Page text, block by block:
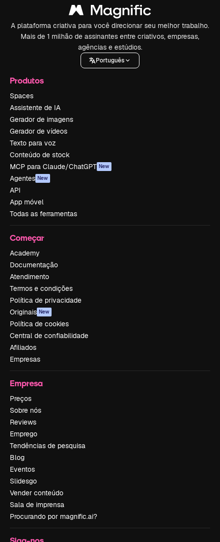
A plataforma criativa para você direcionar seu melhor trabalho.
Mais de 1 milhão de assinantes entre criativos, empresas,
agências e estúdios.
Português
Produtos
Spaces
Assistente de IA
Gerador de imagens
Gerador de vídeos
Texto para voz
Conteúdo de stock
MCP para Claude/ChatGPT New
Agentes New
API
App móvel
Todas as ferramentas
Começar
Academy
Documentação
Atendimento
Termos e condições
Política de privacidade
Originais New
Política de cookies
Central de confiabilidade
Afiliados
Empresas
Empresa
Preços
Sobre nós
Reviews
Emprego
Tendências de pesquisa
Blog
Eventos
Slidesgo
Vender conteúdo
Sala de imprensa
Procurando por magnific.ai?